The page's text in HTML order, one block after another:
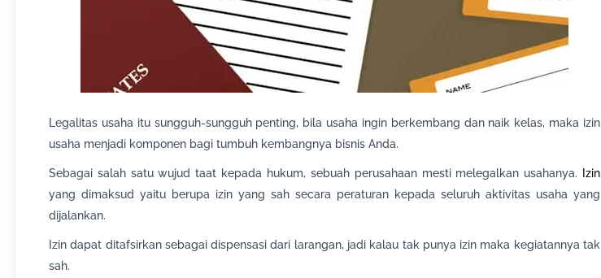
Legalitas usaha itu sungguh-sungguh penting, bila usaha ingin berkembang dan naik kelas, maka izin
usaha menjadi komponen bagi tumbuh kembangnya bisnis Anda.
Sebagai salah satu wujud taat kepada hukum, sebuah perusahaan mesti melegalkan usahanya.
Izin
yang dimaksud yaitu berupa izin yang sah secara peraturan kepada seluruh aktivitas usaha yang
dijalankan.
Izin dapat ditafsirkan sebagai dispensasi dari larangan, jadi kalau tak punya izin maka kegiatannya tak
sah.